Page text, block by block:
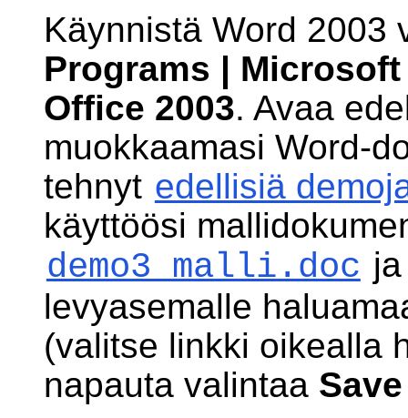
Käynnistä Word 2003
Programs |
Office 2003. Avaa
muokkaamasi Word-
tehnyt edellisiä
käyttöösi
demo3_malli.doc
levyasemalle
(valitse linkki oikealla
napauta valintaa